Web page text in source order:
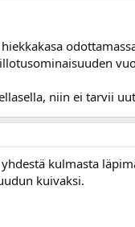
niin ei tarvii
kulmasta
kuivaksi.